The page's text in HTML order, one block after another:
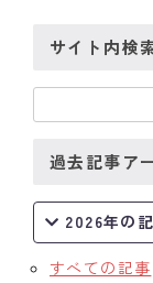
スケジュール
年間プログラム
木曜会
組織図
サイト内検
過去記事ア
2026年の
すべての記事